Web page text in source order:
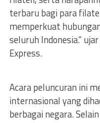
terbaru bagi para
memperkuat
seluruh Indonesia.”
Express.
Acara peluncuran ini
internasional yang
berbagai negara.